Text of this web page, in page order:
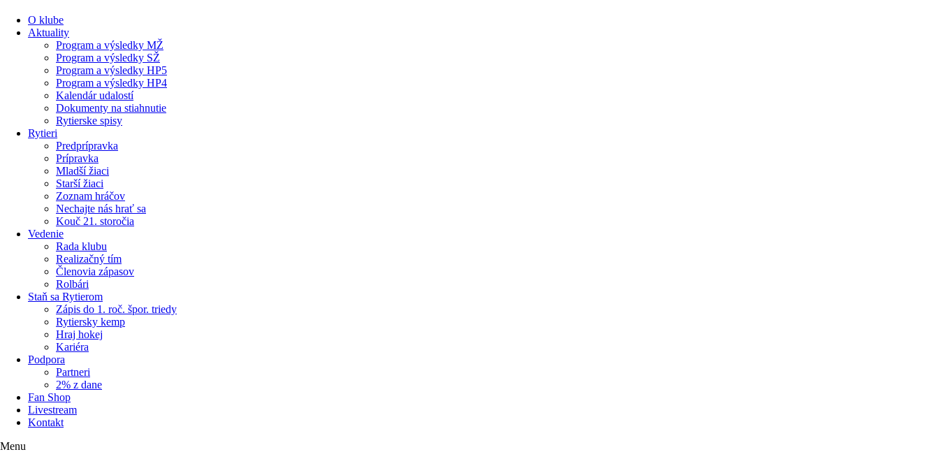
O klube
Aktuality
Program a výsledky MŽ
Program a výsledky SŽ
Program a výsledky HP5
Program a výsledky HP4
Kalendár udalostí
Dokumenty na stiahnutie
Rytierske spisy
Rytieri
Predprípravka
Prípravka
Mladší žiaci
Starší žiaci
Zoznam hráčov
Nechajte nás hrať sa
Kouč 21. storočia
Vedenie
Rada klubu
Realizačný tím
Členovia zápasov
Rolbári
Staň sa Rytierom
Zápis do 1. roč. špor. triedy
Rytiersky kemp
Hraj hokej
Kariéra
Podpora
Partneri
2% z dane
Fan Shop
Livestream
Kontakt
Menu